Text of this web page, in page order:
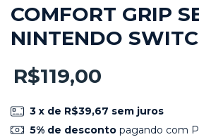
COMFORT GRIP
NINTENDO
R$119,00
3 x de R$39,67 sem juros
5% de descontopagando com